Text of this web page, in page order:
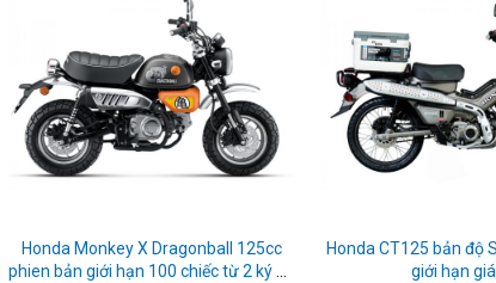
Honda Monkey X Dragonball 125cc
phien bản giới hạn 100 chiếc từ 2 ký ức
Honda CT125 bản độ
giới hạn